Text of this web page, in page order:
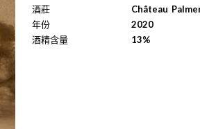
酒莊
Château
年份
2020
酒精含量
13%